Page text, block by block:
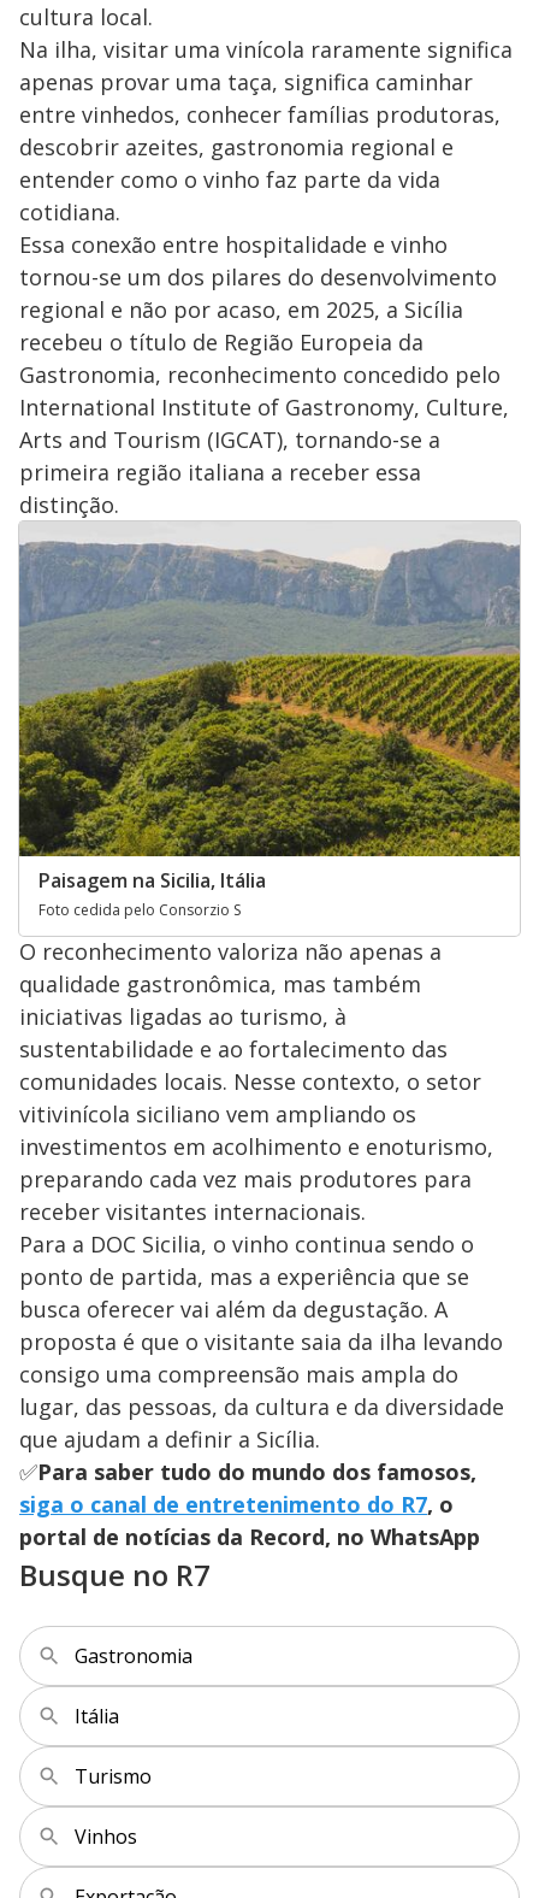
cultura local.
Na ilha, visitar uma vinícola raramente significa
apenas provar uma taça, significa caminhar
entre vinhedos, conhecer famílias produtoras,
descobrir azeites, gastronomia regional e
entender como o vinho faz parte da vida
cotidiana.
Essa conexão entre hospitalidade e vinho
tornou-se um dos pilares do desenvolvimento
regional e não por acaso, em 2025, a Sicília
recebeu o título de Região Europeia da
Gastronomia, reconhecimento concedido pelo
International Institute of Gastronomy, Culture,
Arts and Tourism (IGCAT), tornando-se a
primeira região italiana a receber essa
distinção.
Paisagem na Sicilia, Itália
Foto cedida pelo Consorzio S
O reconhecimento valoriza não apenas a
qualidade gastronômica, mas também
iniciativas ligadas ao turismo, à
sustentabilidade e ao fortalecimento das
comunidades locais. Nesse contexto, o setor
vitivinícola siciliano vem ampliando os
investimentos em acolhimento e enoturismo,
preparando cada vez mais produtores para
receber visitantes internacionais.
Para a DOC Sicilia, o vinho continua sendo o
ponto de partida, mas a experiência que se
busca oferecer vai além da degustação. A
proposta é que o visitante saia da ilha levando
consigo uma compreensão mais ampla do
lugar, das pessoas, da cultura e da diversidade
que ajudam a definir a Sicília.
✅Para saber tudo do mundo dos famosos,
siga o canal de entretenimento do R7, o
portal de notícias da Record, no WhatsApp
Busque no R7
Gastronomia
Itália
Turismo
Vinhos